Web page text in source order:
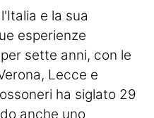
e la sua
esperienze
sette anni, con le
Lecce e
ha siglato 29
anche uno